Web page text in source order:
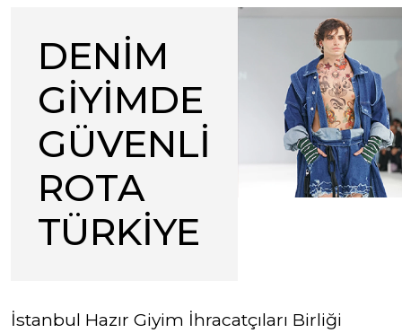
DENİM
GİYİMDE
GÜVENLİ
ROTA
TÜRKİYE
İstanbul Hazır Giyim İhracatçıları Birliği